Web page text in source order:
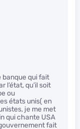
banque qui fait
l’état, qu’il soit
ou
états unis( en
je me met
qui chante USA
fait